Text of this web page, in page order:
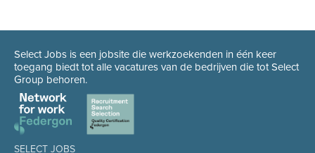
Select Jobs is een jobsite die werkzoekenden in één keer
toegang biedt tot alle vacatures van de bedrijven die tot Select
Group behoren.
SELECT JOBS